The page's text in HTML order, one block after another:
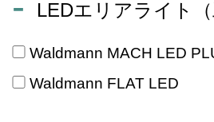
LEDエリアライト（
Waldmann MACH LED
Waldmann FLAT LED